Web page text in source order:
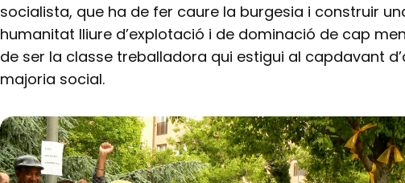
socialista, que ha de fer caure la burgesia i construir
humanitat lliure d’explotació i de dominació de cap
de ser la classe treballadora qui estigui al capdavant
majoria social.